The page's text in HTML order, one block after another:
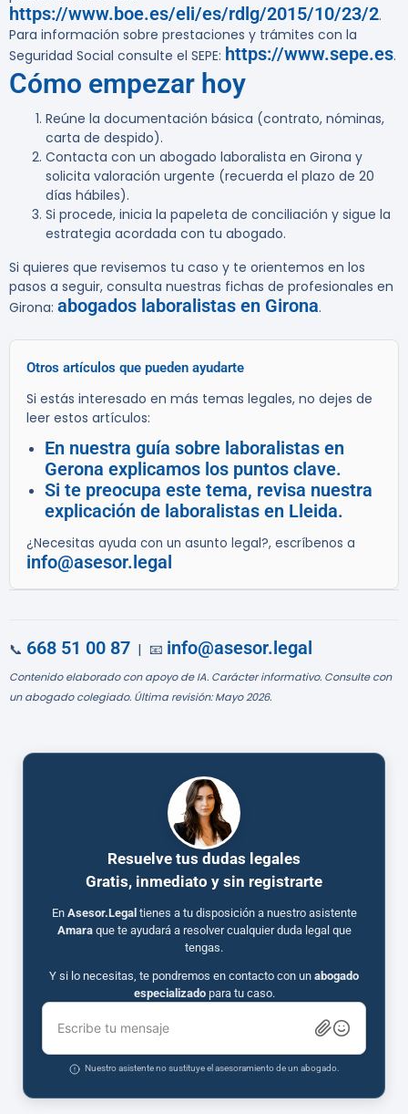
https://www.boe.es/eli/es/rdlg/2015/10/23/2.
Para información sobre prestaciones y trámites con la
Seguridad Social consulte el SEPE: https://www.sepe.es.
Cómo empezar hoy
Reúne la documentación básica (contrato, nóminas,
carta de despido).
Contacta con un abogado laboralista en Girona y
solicita valoración urgente (recuerda el plazo de 20
días hábiles).
Si procede, inicia la papeleta de conciliación y sigue la
estrategia acordada con tu abogado.
Si quieres que revisemos tu caso y te orientemos en los
pasos a seguir, consulta nuestras fichas de profesionales en
Girona: abogados laboralistas en Girona.
Otros artículos que pueden ayudarte
Si estás interesado en más temas legales, no dejes de
leer estos artículos:
En nuestra guía sobre laboralistas en
Gerona explicamos los puntos clave.
Si te preocupa este tema, revisa nuestra
explicación de laboralistas en Lleida.
¿Necesitas ayuda con un asunto legal?, escríbenos a
info@asesor.legal
📞 668 51 00 87 | 📧 info@asesor.legal
Contenido elaborado con apoyo de IA. Carácter informativo. Consulte con
un abogado colegiado. Última revisión: Mayo 2026.
Resuelve tus dudas legales
Gratis, inmediato y sin registrarte
En Asesor.Legal tienes a tu disposición a nuestro asistente
Amaraque te ayudará a resolver cualquier duda legal que
tengas.
Y si lo necesitas, te pondremos en contacto con un abogado
especializadopara tu caso.
Escribe tu mensaje
Nuestro asistente no sustituye el asesoramiento de un abogado.